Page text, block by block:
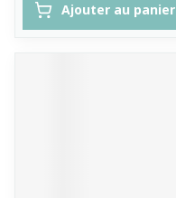
Ajouter au panier